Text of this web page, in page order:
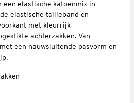
een elastische katoenmix in
elastische tailleband en
met kleurrijk
achterzakken. Van
een nauwsluitende pasvorm en